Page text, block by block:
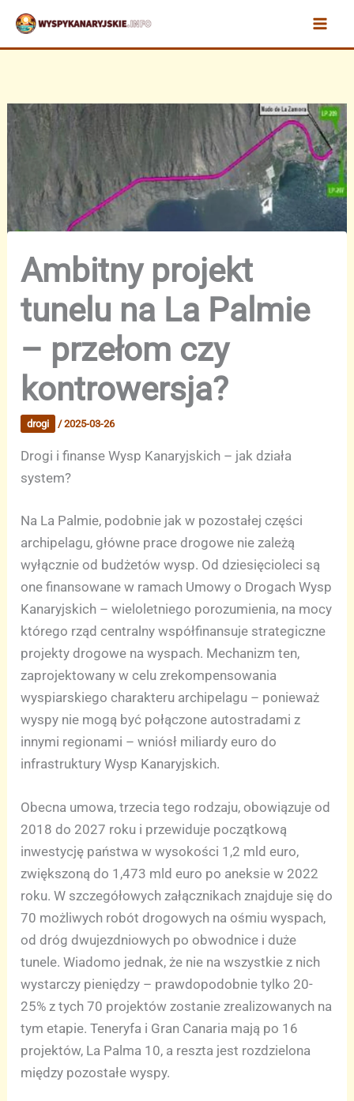
Przejdź
treści
Ambitny projekt
tunelu na La Palmie
– przełom czy
kontrowersja?
drogi /2025-03-26
Drogi i finanse Wysp Kanaryjskich – jak działa
system?
Na La Palmie, podobnie jak w pozostałej części
archipelagu, główne prace drogowe nie zależą
wyłącznie od budżetów wysp. Od dziesięcioleci są
one finansowane w ramach Umowy o Drogach Wysp
Kanaryjskich – wieloletniego porozumienia, na mocy
którego rząd centralny współfinansuje strategiczne
projekty drogowe na wyspach. Mechanizm ten,
zaprojektowany w celu zrekompensowania
wyspiarskiego charakteru archipelagu – ponieważ
wyspy nie mogą być połączone autostradami z
innymi regionami – wniósł miliardy euro do
infrastruktury Wysp Kanaryjskich.
Obecna umowa, trzecia tego rodzaju, obowiązuje od
2018 do 2027 roku i przewiduje początkową
inwestycję państwa w wysokości 1,2 mld euro,
zwiększoną do 1,473 mld euro po aneksie w 2022
roku. W szczegółowych załącznikach znajduje się do
70 możliwych robót drogowych na ośmiu wyspach,
od dróg dwujezdniowych po obwodnice i duże
tunele. Wiadomo jednak, że nie na wszystkie z nich
wystarczy pieniędzy – prawdopodobnie tylko 20-
25% z tych 70 projektów zostanie zrealizowanych na
tym etapie. Teneryfa i Gran Canaria mają po 16
projektów, La Palma 10, a reszta jest rozdzielona
między pozostałe wyspy.